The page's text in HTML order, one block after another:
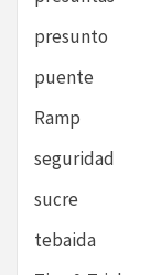
presunto
puente
Ramp
seguridad
sucre
tebaida